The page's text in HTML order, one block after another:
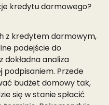
kredytu darmowego?
z kredytem darmowym,
podejście do
dokładna analiza
podpisaniem. Przede
budżet domowy tak,
się w stanie spłacić